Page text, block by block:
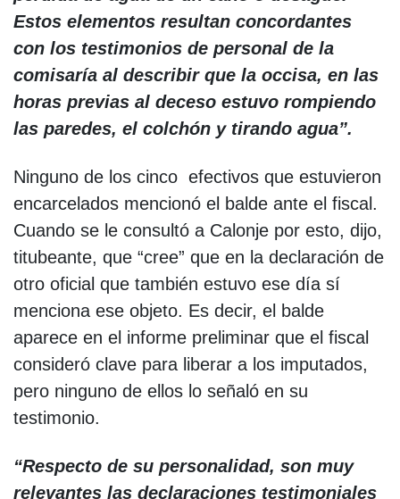
Estos elementos resultan concordantes
con los testimonios de personal de la
comisaría al describir que la occisa, en las
horas previas al deceso estuvo rompiendo
las paredes, el colchón y tirando agua”.
Ninguno de los cinco efectivos que estuvieron
encarcelados mencionó el balde ante el fiscal.
Cuando se le consultó a Calonje por esto, dijo,
titubeante, que “cree” que en la declaración de
otro oficial que también estuvo ese día sí
menciona ese objeto. Es decir, el balde
aparece en el informe preliminar que el fiscal
consideró clave para liberar a los imputados,
pero ninguno de ellos lo señaló en su
testimonio.
“Respecto de su personalidad, son muy
relevantes las declaraciones testimoniales